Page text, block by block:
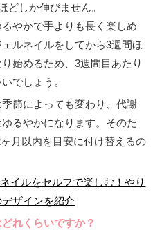
どしか伸びません。
やかで手よりも長く楽しめ
ルネイルをしてから3週間ほ
始めるため、3週間目あたり
でしょう。
節によっても変わり、代謝
るやかになります。そのた
月以内を目安に付け替えるの
イルをセルフで楽しむ！やり
ザインを紹介
れくらいですか？